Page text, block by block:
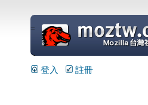
=
登入 註冊